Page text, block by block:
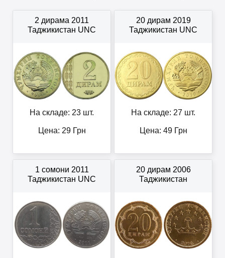
2 дирама 2011
Таджикистан UNC
На складе: 23 шт.
Цена: 29Грн
20 дирам 2019
Таджикистан UNC
На складе: 27 шт.
Цена: 49Грн
1 сомони 2011
Таджикистан UNC
20 дирам 2006
Таджикистан